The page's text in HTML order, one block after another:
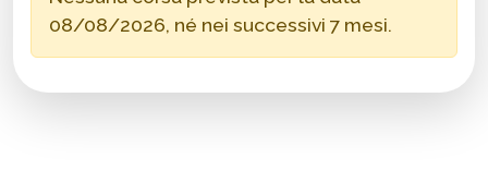
08/08/2026, né nei successivi 7 mesi.